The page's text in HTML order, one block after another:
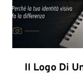
Il Logo Di